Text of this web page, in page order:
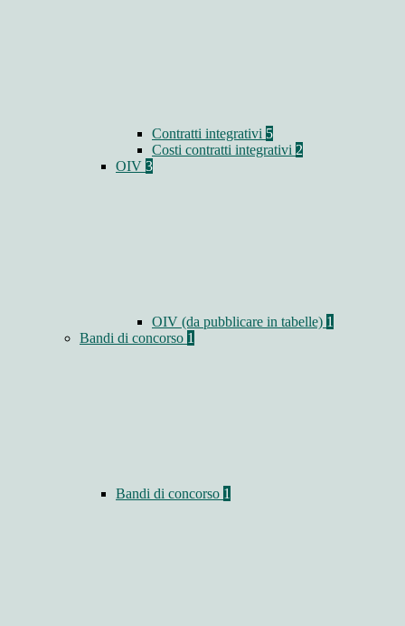
Contratti integrativi 5
Costi contratti integrativi 2
OIV 3
OIV (da pubblicare in tabelle) 1
Bandi di concorso 1
Bandi di concorso 1